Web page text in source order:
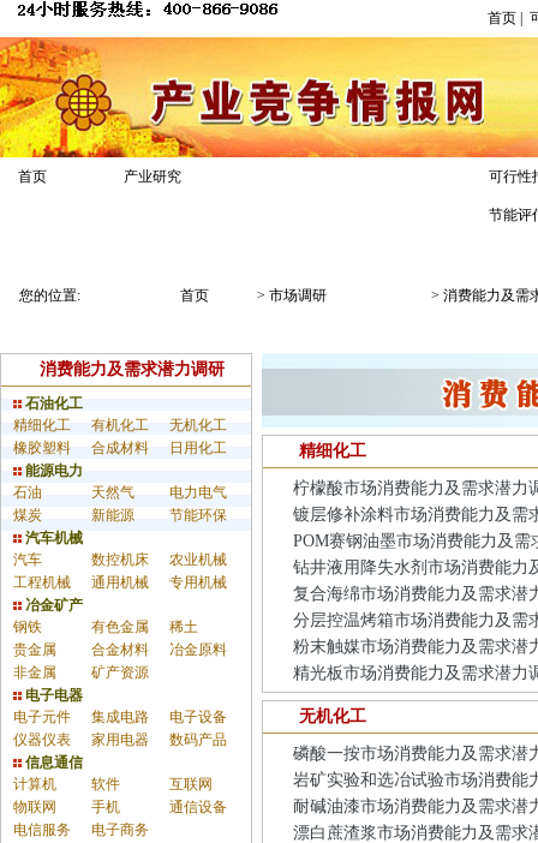
首页
首页 产业研究 可行性
节能评
您的位置: 首页 > 市场调研 > 消费能力及需
消费能力及需求潜力调研
石油化工
精细化工
有机化工
无机化工
橡胶塑料
合成材料
日用化工
能源电力
石油
天然气
电力电气
煤炭
新能源
节能环保
汽车机械
汽车
数控机床
农业机械
工程机械
通用机械
专用机械
冶金矿产
钢铁
有色金属
稀土
贵金属
合金材料
冶金原料
非金属
矿产资源
电子电器
电子元件
集成电路
电子设备
仪器仪表
家用电器
数码产品
信息通信
计算机
软件
互联网
物联网
手机
通信设备
电信服务
电子商务
精细化工
柠檬酸市场消费能力及需求潜力
镀层修补涂料市场消费能力及需
POM赛钢油墨市场消费能力及需
钻井液用降失水剂市场消费能力
复合海绵市场消费能力及需求潜
分层控温烤箱市场消费能力及需
粉末触媒市场消费能力及需求潜
精光板市场消费能力及需求潜力
无机化工
磷酸一按市场消费能力及需求潜
岩矿实验和选冶试验市场消费能
耐碱油漆市场消费能力及需求潜
漂白蔗渣浆市场消费能力及需求